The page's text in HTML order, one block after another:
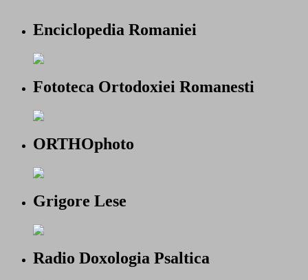
Enciclopedia Romaniei
Fototeca Ortodoxiei Romanesti
ORTHOphoto
Grigore Lese
Radio Doxologia Psaltica